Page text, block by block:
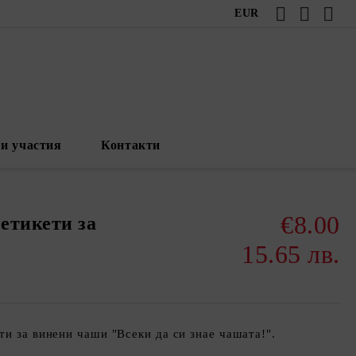
EUR
участия Контакти
за
€8.00
15.65 лв.
за винени чаши "Всеки да си знае чашата!".